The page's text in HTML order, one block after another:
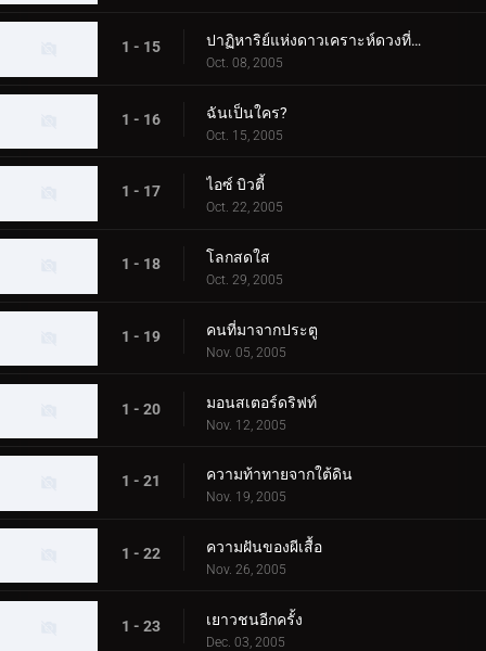
1 - 15 ปาฏิหาริย์แห่งดาวเคราะห์ดวงที่สาม
Oct. 08, 2005
1 - 16 ฉันเป็นใคร?
Oct. 15, 2005
1 - 17 ไอซ์ บิวตี้
Oct. 22, 2005
1 - 18 โลกสดใส
Oct. 29, 2005
1 - 19 คนที่มาจากประตู
Nov. 05, 2005
1 - 20 มอนสเตอร์ดริฟท์
Nov. 12, 2005
1 - 21 ความท้าทายจากใต้ดิน
Nov. 19, 2005
1 - 22 ความฝันของผีเสื้อ
Nov. 26, 2005
1 - 23 เยาวชนอีกครั้ง
Dec. 03, 2005